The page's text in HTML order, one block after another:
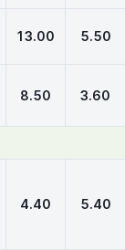
13.00 5.50
8.50 3.60
4.40 5.40